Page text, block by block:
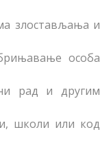
злостављања и
особа
рад и другим
школи или код